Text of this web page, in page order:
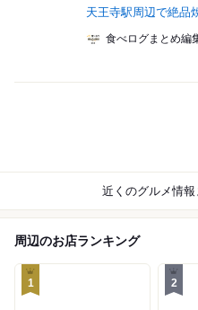
天王寺駅周辺で絶品
食べログまとめ編
近くのグルメ情
周辺のお店ランキング
1 2